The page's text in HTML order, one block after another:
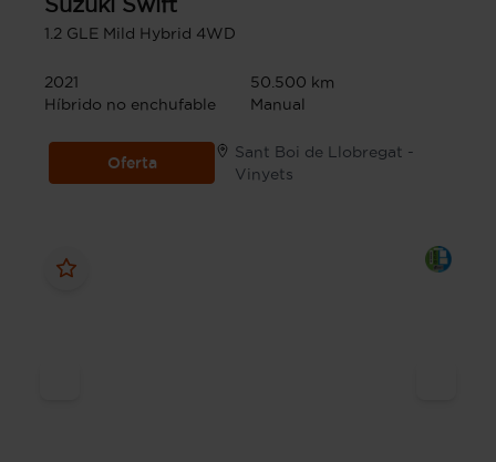
1.2 GLE Mild Hybrid 4WD
2021
50.500 km
Híbrido no enchufable
Manual
Oferta
Sant Boi de Llobregat -
Vinyets